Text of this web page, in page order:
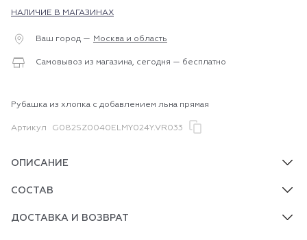
НАЛИЧИЕ В МАГАЗИНАХ
Ваш город — Москва и область
Самовывоз из магазина, сегодня — бесплатно
Рубашка из хлопка с добавлением льна прямая
Артикул G082SZ0040ELMY024Y.VR033
ОПИСАНИЕ
СОСТАВ
ДОСТАВКА И ВОЗВРАТ